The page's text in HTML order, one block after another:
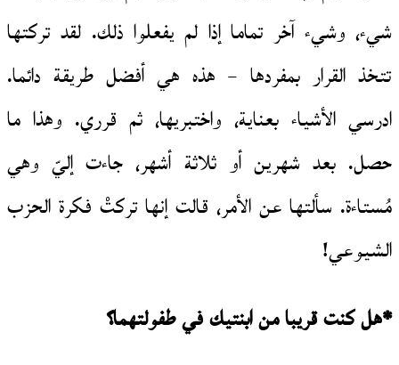
شيء، وشيء آخر تماما إذا لم يفعلوا ذلك. لقد تركتها
تتخذ القرار بمفردها – هذه هي أفضل طريقة دائما.
ادرسي الأشياء بعناية، واختبريها، ثم قرري. وهذا ما
حصل. بعد شهرين أو ثلاثة أشهر، جاءت إليّ وهي
مُستاءة. سألتها عن الأمر، قالت إنها تركتْ فكرة الحزب
الشيوعي!
*هل كنت قريبا من ابنتيك في طفولتهما؟